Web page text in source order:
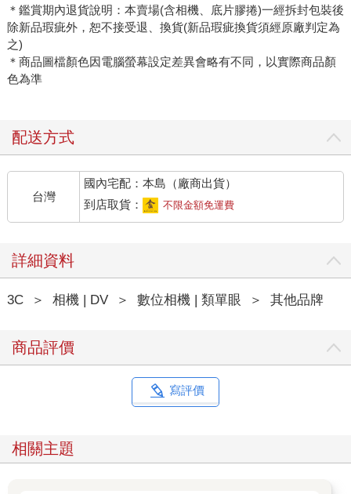
＊鑑賞期內退貨說明：本賣場(含相機、底片膠捲)一經拆封包裝後
除新品瑕疵外，恕不接受退、換貨(新品瑕疵換貨須經原廠判定為
之)
＊商品圖檔顏色因電腦螢幕設定差異會略有不同，以實際商品顏
色為準
配送方式
台灣
國內宅配：本島（廠商出貨）
到店取貨：
不限金額免運費
詳細資料
3C ＞ 相機 | DV ＞ 數位相機 | 類單眼 ＞ 其他品牌
商品評價
寫評價
相關主題